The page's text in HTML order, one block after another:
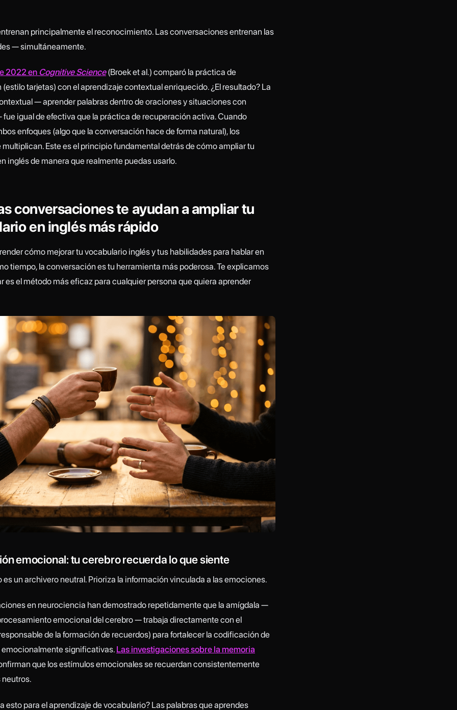
principalmente el reconocimiento. Las conversaciones entrenan las
— simultáneamente.
2022 en Cognitive Science(Broek et al.) comparó la práctica de
tarjetas) con el aprendizaje contextual enriquecido. ¿El resultado? La
— aprender palabras dentro de oraciones y situaciones con
igual de efectiva que la práctica de recuperación activa. Cuando
enfoques (algo que la conversación hace de forma natural), los
multiplican. Este es el principio fundamental detrás de cómo ampliar tu
inglés de manera que realmente puedas usarlo.
conversaciones te ayudan a ampliar tu
en inglés más rápido
cómo mejorar tu vocabulario inglés y tus habilidades para hablar en
tiempo, la conversación es tu herramienta más poderosa. Te explicamos
es el método más eficaz para cualquier persona que quiera aprender
emocional: tu cerebro recuerda lo que siente
es un archivero neutral. Prioriza la información vinculada a las emociones.
en neurociencia han demostrado repetidamente que la amígdala —
emocional del cerebro — trabaja directamente con el
de la formación de recuerdos) para fortalecer la codificación de
significativas.Las investigaciones sobre la memoria
que los estímulos emocionales se recuerdan consistentemente
neutros.
esto para el aprendizaje de vocabulario? Las palabras que aprendes